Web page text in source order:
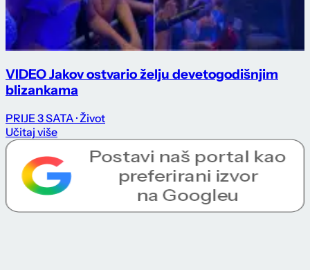
VIDEO Jakov ostvario želju devetogodišnjim
blizankama
PRIJE 3 SATA · Život
Učitaj više